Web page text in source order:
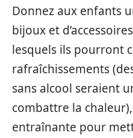
Donnez aux enfants
bijoux et
lesquels ils pourront
rafraîchissements
sans alcool seraient
combattre la
entraînante pour